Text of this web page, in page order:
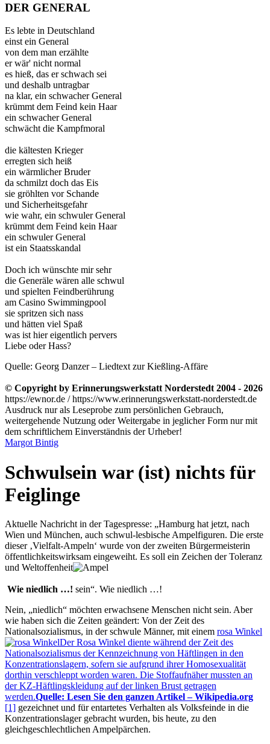
DER GENERAL
Es lebte in Deutschland
einst ein General
von dem man erzählte
er wär' nicht normal
es hieß, das er schwach sei
und deshalb untragbar
na klar, ein schwacher General
krümmt dem Feind kein Haar
ein schwacher General
schwächt die Kampfmoral
die kältesten Krieger
erregten sich heiß
ein wärmlicher Bruder
da schmilzt doch das Eis
sie gröhlten vor Schande
und Sicherheitsgefahr
wie wahr, ein schwuler General
krümmt dem Feind kein Haar
ein schwuler General
ist ein Staatsskandal
Doch ich wünschte mir sehr
die Generäle wären alle schwul
und spielten Feindberührung
am Casino Swimmingpool
sie spritzen sich nass
und hätten viel Spaß
was ist hier eigentlich pervers
Liebe oder Hass?
Quelle: Georg Danzer – Liedtext zur Kießling-Affäre
© Copyright by Erinnerungswerkstatt Norderstedt 2004 - 2026
https://ewnor.de / https://www.erinnerungswerkstatt-norderstedt.de
Ausdruck nur als Leseprobe zum persönlichen Gebrauch,
weitergehende Nutzung oder Weitergabe in jeglicher Form nur mit
dem schriftlichem Einverständnis der Urheber!
Margot Bintig
Schwulsein war (ist) nichts für
Feiglinge
Aktuelle Nachricht in der Tagespresse:
Hamburg hat jetzt, nach
Wien und München, auch schwul-lesbische Ampelfiguren. Die erste
dieser Vielfalt-Ampeln wurde von der zweiten Bürgermeisterin
öffentlichkeitswirksam eingeweiht. Es soll ein Zeichen derToleranz
und Weltoffenheit
Wie niedlich …! sein . Wie niedlich …!
Nein,
niedlich
möchten erwachsene Menschen nicht sein. Aber
wie haben sich die Zeiten geändert: Von der Zeit des
Nationalsozialismus, in der schwule Männer, mit einem rosa Winkel
Der Rosa Winkel diente während der Zeit des
Nationalsozialismus der Kennzeichnung von Häftlingen in den
Konzentrationslagern, sofern sie aufgrund ihrer Homosexualität
dorthin verschleppt worden waren. Die Stoffaufnäher mussten an
der KZ-Häftlingskleidung auf der linken Brust getragen
werden.Quelle: Lesen Sie den ganzen Artikel – Wikipedia.org
[1] gezeichnet und für entartetes Verhalten als Volksfeinde in die
Konzentrationslager gebracht wurden, bis heute, zu den
gleichgeschlechtlichen Ampelpärchen.